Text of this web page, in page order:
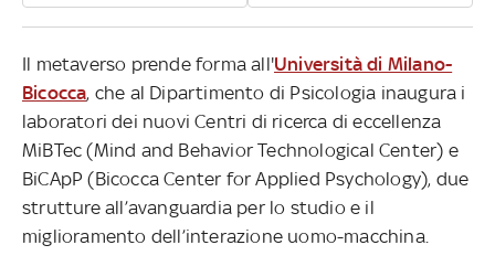
Il metaverso prende forma all'Università di Milano-
Bicocca, che al Dipartimento di Psicologia inaugura i
laboratori dei nuovi Centri di ricerca di eccellenza
MiBTec (Mind and Behavior Technological Center) e
BiCApP (Bicocca Center for Applied Psychology), due
strutture all’avanguardia per lo studio e il
miglioramento dell’interazione uomo-macchina.